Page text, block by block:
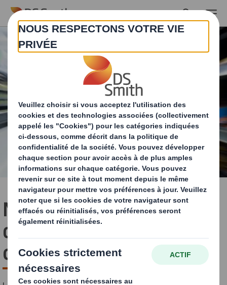
Skip to main content
Nos solutions de PLV vous
donnent un avantage
concurrentiel